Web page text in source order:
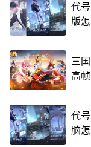
代
版
三
高
代
脑